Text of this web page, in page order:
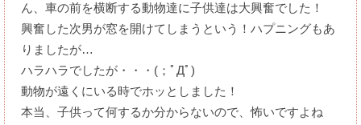
ん、車の前を横断する動物達に子供達は大興奮でした！
興奮した次男が窓を開けてしまうという！ハプニングもあ
りましたが…
ハラハラでしたが・・・(；ﾟДﾟ)
動物が遠くにいる時でホッとしました！
本当、子供って何するか分からないので、怖いですよね